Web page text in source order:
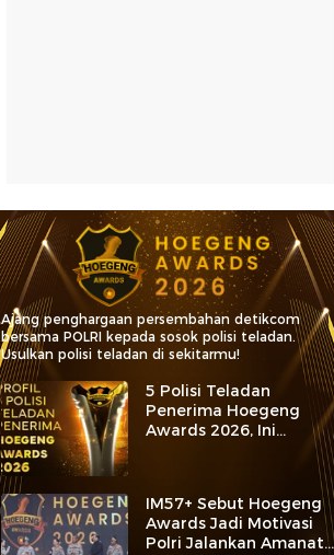
Ajang penghargaan persembahan detikcom
bersama POLRI kepada sosok polisi teladan.
Usulkan polisi teladan di sekitarmu!
5 Polisi Teladan
Penerima Hoegeng
Awards 2026, Ini
Kategori dan Kiprahnya
IM57+ Sebut Hoegeng
Awards Jadi Motivasi
Polri Jalankan Amanat